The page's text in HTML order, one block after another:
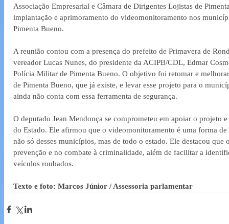
Associação Empresarial e Câmara de Dirigentes Lojistas de
implantação e aprimoramento do videomonitoramento nos
Pimenta Bueno.
A reunião contou com a presença do prefeito de Primavera de
vereador Lucas Nunes, do presidente da ACIPB/CDL, Edmar
Polícia Militar de Pimenta Bueno. O objetivo foi retomar e
de Pimenta Bueno, que já existe, e levar esse projeto para o
ainda não conta com essa ferramenta de segurança.
O deputado Jean Mendonça se comprometeu em apoiar o projeto
do Estado. Ele afirmou que o videomonitoramento é uma forma
não só desses municípios, mas de todo o estado. Ele destacou
prevenção e no combate à criminalidade, além de facilitar a
veículos roubados.
Texto e foto: Marcos Júnior / Assessoria parlamentar